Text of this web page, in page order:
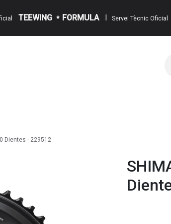
TEEWING * FORMULA I Servei Tècnic Oficial
Dientes - 229512